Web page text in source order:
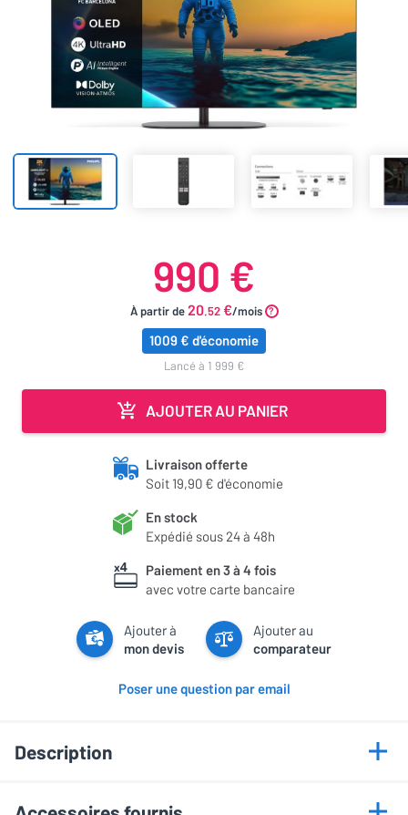
990 €
À partir de20.52€/mois
1009 € d'économie
lancé à 1 999 €
AJOUTER AU PANIER
Livraison offerte
Soit 19,90 € d'économie
En stock
Expédié sous 24 à 48h
Paiement en 3 à 4 fois
avec votre carte bancaire
Ajouter à
mon devis
Ajouter au
comparateur
Poser une question par email
Description
Points forts